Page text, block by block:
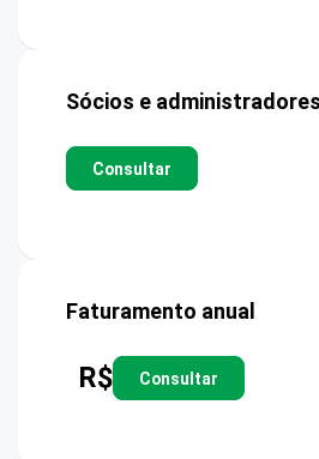
Sócios e
Consultar
Faturamento anual
R$ Consultar